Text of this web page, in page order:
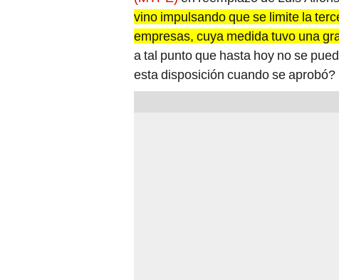
vino impulsando que se limite la
empresas, cuya medida tuvo una
a tal punto que hasta hoy no se
esta disposición cuando se